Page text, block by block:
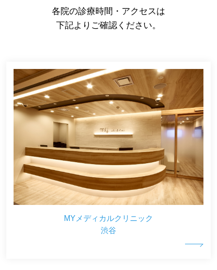
各院の診療時間・アクセスは
下記よりご確認ください。
MYメディカルクリニック
渋谷